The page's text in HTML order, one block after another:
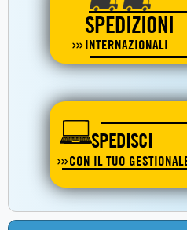
SPEDIZIONI
INTERNAZIONALI
SPEDISCI
CON IL TUO